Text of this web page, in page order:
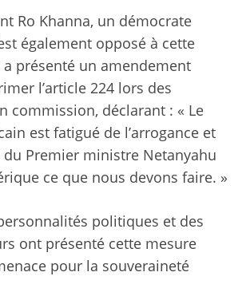
Ro Khanna, un démocrate
également opposé à cette
présenté un amendement
l’article 224 lors des
commission, déclarant : « Le
est fatigué de l’arrogance et
du Premier ministre Netanyahu
ce que nous devons faire. »
politiques et des
ont présenté cette mesure
pour la souveraineté